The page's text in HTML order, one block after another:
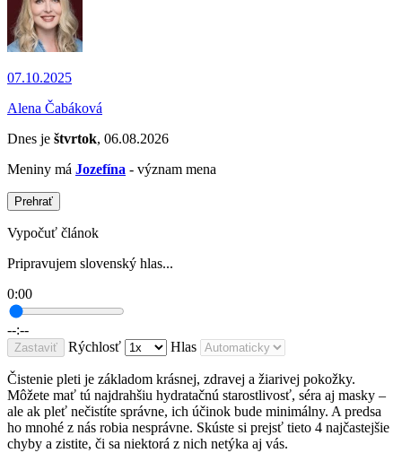
07.10.2025
Alena Čabáková
Dnes je štvrtok, 06.08.2026
Meniny má Jozefína - význam mena
Prehrať
Vypočuť článok
Pripravujem slovenský hlas...
0:00
--:--
Zastaviť Rýchlosť Hlas
Čistenie pleti je základom krásnej, zdravej a žiarivej pokožky.
Môžete mať tú najdrahšiu hydratačnú starostlivosť, séra aj masky –
ale ak pleť nečistíte správne, ich účinok bude minimálny. A predsa
ho mnohé z nás robia nesprávne. Skúste si prejsť tieto 4 najčastejšie
chyby a zistite, či sa niektorá z nich netýka aj vás.